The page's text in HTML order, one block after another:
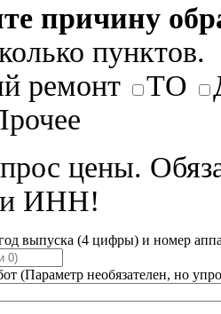
причину
пунктов.
ремонт
ТО
цены.
и ИНН!
выпуска (4 цифры) и номер
(Параметр необязателен, но